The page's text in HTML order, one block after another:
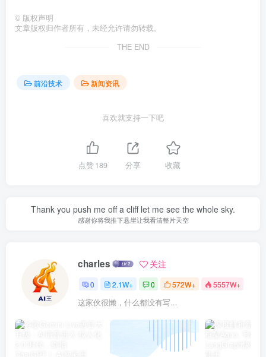
© 版权声明
文章版权归作者所有，未经允许请勿转载。
THE END
前沿技术 新闻资讯
喜欢就支持一下吧
点赞189 分享 收藏
Thank you push me off a cliff let me see the whole sky.
感谢你将我推下悬崖让我看清整片天空
charles 关注
0 2.1W+ 0 572W+ 5557W+
这家伙很懒，什么都没有写...